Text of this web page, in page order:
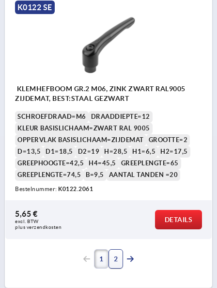
K0122 SE
KLEMHEFBOOM GR.2 M06, ZINK ZWART RAL9005
ZIJDEMAT, BEST:STAAL GEZWART
SCHROEFDRAAD=M6
DRAADDIEPTE=12
KLEUR BASISLICHAAM=ZWART RAL 9005
OPPERVLAK BASISLICHAAM=ZIJDEMAT
GROOTTE=2
D=13,5
D1=18,5 D2=19 H=28,5 H1=6,5
H2=17,5
GREEPHOOGTE=42,5
H4=45,5
GREEPLENGTE=65
GREEPLENGTE=74,5
B=9,5 AANTAL TANDEN =20
Bestelnummer: K0122.2061
5,65 €
excl. BTW
plus verzendkosten
DETAILS
1 2